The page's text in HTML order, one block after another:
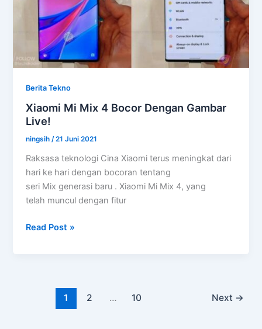
Berita Tekno
Xiaomi Mi Mix 4 Bocor Dengan Gambar
Live!
ningsih/21 Juni 2021
Raksasa teknologi Cina Xiaomi terus meningkat dari
hari ke hari dengan bocoran tentang
seri Mix generasi baru . Xiaomi Mi Mix 4, yang
telah muncul dengan fitur
Xiaomi
Gambar
Read Post »
1 2 … 10 Next →